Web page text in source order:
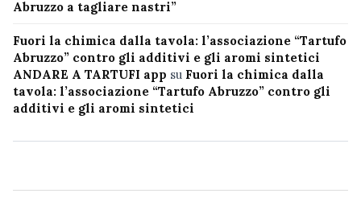
Abruzzo a tagliare nastri”
Fuori la chimica dalla tavola: l’associazione “Tartufo
Abruzzo” contro gli additivi e gli aromi sintetici
ANDARE A TARTUFI app su Fuori la chimica dalla
tavola: l’associazione “Tartufo Abruzzo” contro gli
additivi e gli aromi sintetici